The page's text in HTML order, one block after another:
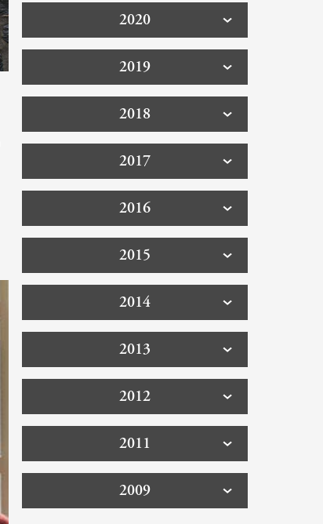
2020
2019
2018
2017
2016
2015
2014
2013
2012
2011
2009